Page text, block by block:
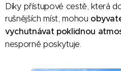
Díky přístupové cestě, která
rušnějších míst, mohou
vychutnávat poklidnou
nesporně poskytuje.